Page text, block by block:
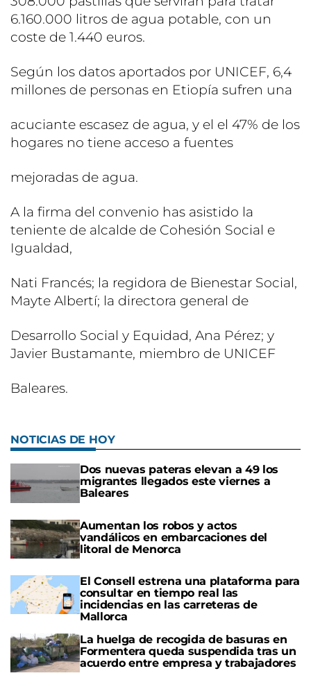
6.160.000 litros de agua potable, con un
coste de 1.440 euros.
Según los datos aportados por UNICEF, 6,4
millones de personas en Etiopía sufren una
acuciante escasez de agua, y el el 47% de los
hogares no tiene acceso a fuentes
mejoradas de agua.
A la firma del convenio has asistido la
teniente de alcalde de Cohesión Social e
Igualdad,
Nati Francés; la regidora de Bienestar Social,
Mayte Albertí; la directora general de
Desarrollo Social y Equidad, Ana Pérez; y
Javier Bustamante, miembro de UNICEF
Baleares.
NOTICIAS DE HOY
Dos nuevas pateras elevan a 49 los
migrantes llegados este viernes a
Baleares
Aumentan los robos y actos
vandálicos en embarcaciones del
litoral de Menorca
El Consell estrena una plataforma para
consultar en tiempo real las
incidencias en las carreteras de
Mallorca
La huelga de recogida de basuras en
Formentera queda suspendida tras un
acuerdo entre empresa y trabajadores